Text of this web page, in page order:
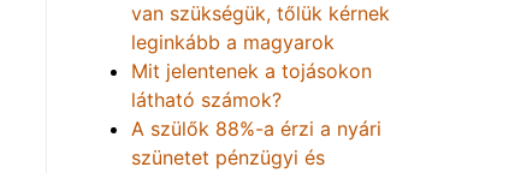
van szükségük, tőlük kérnek
leginkább a magyarok
Mit jelentenek a tojásokon
látható számok?
A szülők 88%-a érzi a nyári
szünetet pénzügyi és